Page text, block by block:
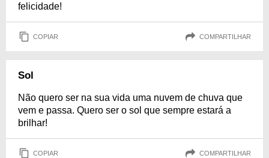
felicidade!
COPIAR COMPARTILHAR
Sol
Não quero ser na sua vida uma nuvem de chuva que
vem e passa. Quero ser o sol que sempre estará a
brilhar!
COPIAR COMPARTILHAR